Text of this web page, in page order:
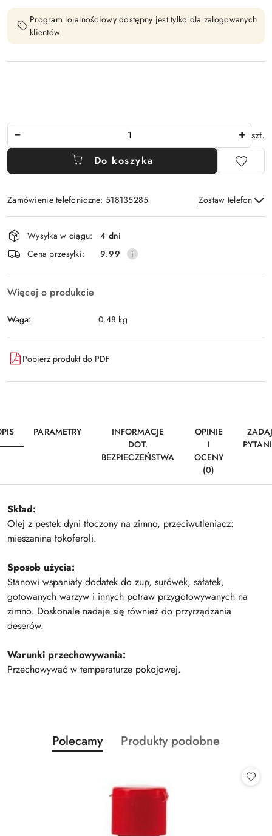
Program lojalnościowy dostępny jest tylko dla zalogowanych
klientów.
szt.
Do koszyka
Zamówienie telefoniczne: 518135285 Zostaw telefon
Wyślij
Dostępność
i
dostawa
Wysyłka w ciągu:
4 dni
Cena przesyłki:
9.99
Więcej o produkcie
Waga: 0.48 kg
Pobierz produkt do PDF
PARAMETRY
INFORMACJE
DOT.
BEZPIECZEŃSTWA
OPINIE
I
OCENY
(0)
Skład:
Olej z pestek dyni tłoczony na zimno, przeciwutleniacz:
mieszanina tokoferoli.
Sposob użycia:
Stanowi wspaniały dodatek do zup, surówek, sałatek,
gotowanych warzyw i innych potraw przygotowywanych na
zimno. Doskonale nadaje się również do przyrządzania
deserów.
Warunki przechowywania:
Przechowywać w temperaturze pokojowej.
Pomiń karuzelę produktów
Produkty
o
Polecamy
Produkty
Produkty podobne